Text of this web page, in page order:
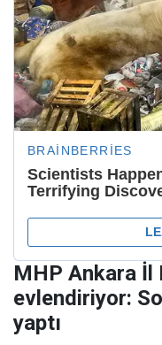
MHP Ankara İl
evlendiriyor:
yaptı